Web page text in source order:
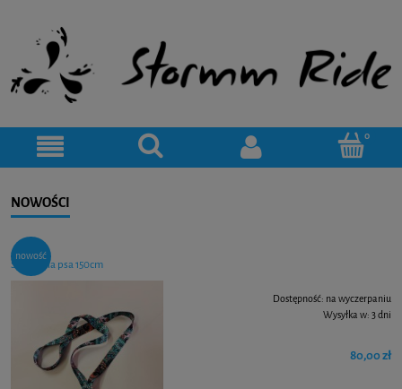
NOWOŚCI
Smycz dla psa 150cm
Dostępność: na wyczerpaniu
Wysyłka w: 3 dni
80,00 zł
nowość